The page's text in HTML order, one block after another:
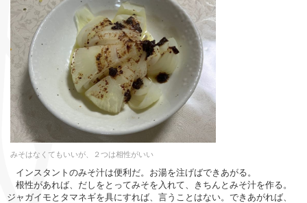
みそはなくてもいいが、２つは相性がいい
インスタントのみそ汁は便利だ。お湯を注げばできあがる。
根性があれば、だしをとってみそを入れて、きちんとみそ汁を作る。
ジャガイモとタマネギを具にすれば、言うことはない。できあがれば、